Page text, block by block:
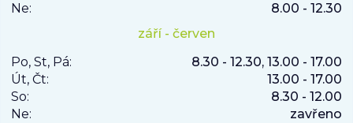
Ne:
8.00 - 12.30
září - červen
Po, St, Pá:
8.30 - 12.30, 13.00 - 17.00
Út, Čt:
13.00 - 17.00
So:
8.30 - 12.00
Ne:
zavřeno